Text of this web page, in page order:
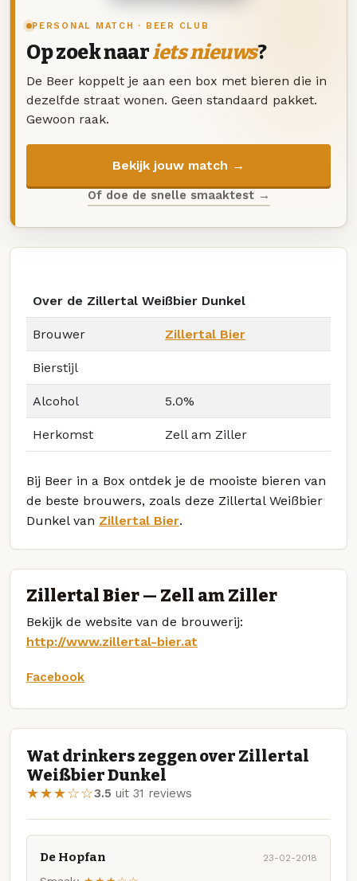
PERSONAL MATCH · BEER CLUB
Op zoek naariets nieuws?
De Beer koppelt je aan een box met bieren die in
dezelfde straat wonen. Geen standaard pakket.
Gewoon raak.
Bekijk jouw match →
Of doe de snelle smaaktest →
Over de Zillertal Weißbier Dunkel
Brouwer Zillertal Bier
Bierstijl
Alcohol 5.0%
Herkomst Zell am Ziller
Bij Beer in a Box ontdek je de mooiste bieren van
de beste brouwers, zoals deze Zillertal Weißbier
Dunkel van Zillertal Bier.
Zillertal Bier — Zell am Ziller
Bekijk de website van de brouwerij:
http://www.zillertal-bier.at
Facebook
Wat drinkers zeggen over Zillertal
Weißbier Dunkel
★★★☆☆3.5 uit 31 reviews
De Hopfan 23-02-2018